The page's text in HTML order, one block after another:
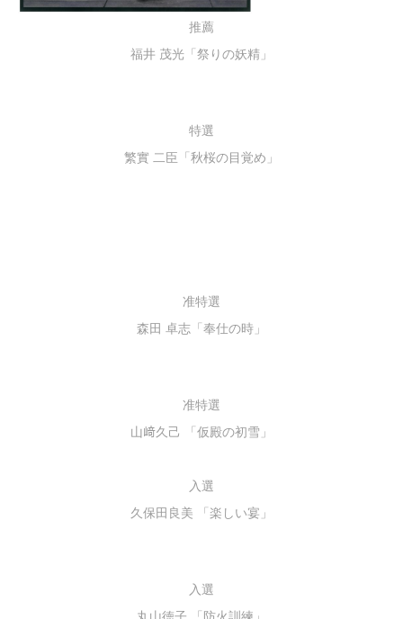
推薦
福井 茂光「祭りの妖精」
特選
繁實 二臣「秋桜の目覚め」
准特選
森田 卓志「奉仕の時」
准特選
山﨑久己 「仮殿の初雪」
入選
久保田良美 「楽しい宴」
入選